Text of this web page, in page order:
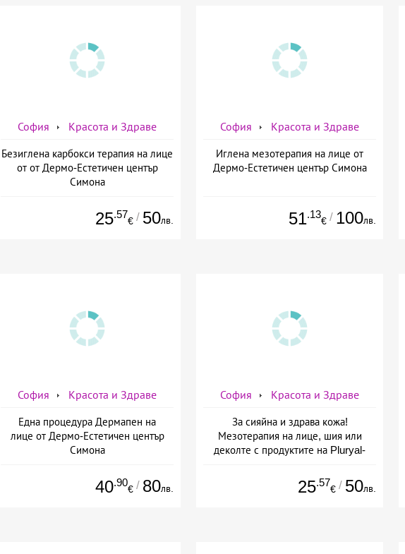
София Красота и Здраве
Безиглена карбокси терапия на лице
от от Дермо-Естетичен център
Симона
25.57
€ / 50лв.
София Красота и Здраве
Иглена мезотерапия на лице от
Дермо-Естетичен център Симона
51.13
€ / 100лв.
София Красота и Здраве
Една процедура Дермапен на
лице от Дермо-Естетичен център
Симона
40.90
€ / 80лв.
София Красота и Здраве
За сияйна и здрава кожа!
Мезотерапия на лице, шия или
деколте с продуктите на Pluryal-
Естетичен център Симона
25.57
€ / 50лв.